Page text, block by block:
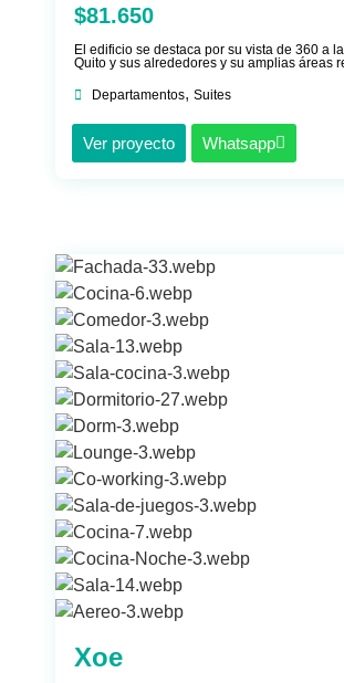
$81.650
El edificio se destaca por su vista de 360 a
Quito y sus alrededores y su amplias áreas
Departamentos, Suites
Ver proyecto Whatsapp
Xoe